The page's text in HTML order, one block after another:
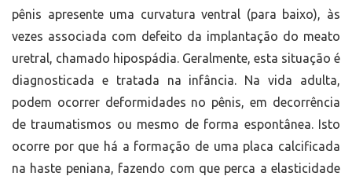
pênis apresente uma curvatura ventral (para baixo), às
vezes associada com defeito da implantação do meato
uretral, chamado hipospádia. Geralmente, esta situação é
diagnosticada e tratada na infância. Na vida adulta,
podem ocorrer deformidades no pênis, em decorrência
de traumatismos ou mesmo de forma espontânea. Isto
ocorre por que há a formação de uma placa calcificada
na haste peniana, fazendo com que perca a elasticidade